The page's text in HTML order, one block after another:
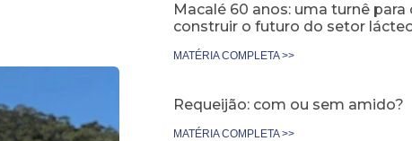
Macalé 60 anos: uma turnê para
construir o futuro do setor
MATÉRIA COMPLETA >>
Requeijão: com ou sem amido?
MATÉRIA COMPLETA >>